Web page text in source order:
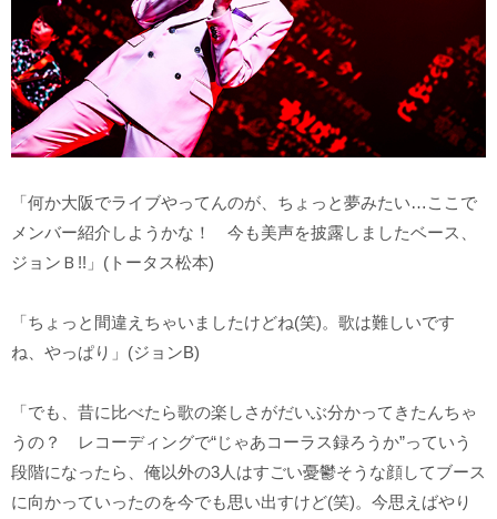
「何か大阪でライブやってんのが、ちょっと夢みたい…ここで
メンバー紹介しようかな！ 今も美声を披露しましたベース、
ジョンＢ!!」(トータス松本)
「ちょっと間違えちゃいましたけどね(笑)。歌は難しいです
ね、やっぱり」(ジョンB)
「でも、昔に比べたら歌の楽しさがだいぶ分かってきたんちゃ
うの？ レコーディングで“じゃあコーラス録ろうか”っていう
段階になったら、俺以外の3人はすごい憂鬱そうな顔してブース
に向かっていったのを今でも思い出すけど(笑)。今思えばやり